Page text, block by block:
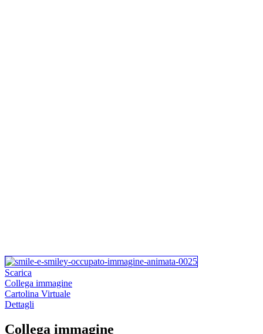
Scarica
Collega immagine
Cartolina Virtuale
Dettagli
Collega immagine